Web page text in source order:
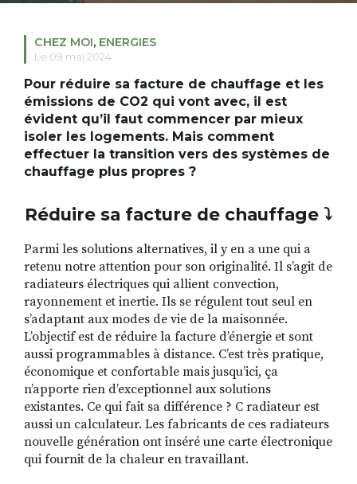
RECHERCHER
S'INSCRIRE À LA NEWSLETTER
FACEBOOKINSTAGRAM
LINKEDINYOUTUBE
CHEZ MOI, ENERGIES
Le 09 mai 2024
Pour réduire sa facture de chauffage et les
émissions de CO2 qui vont avec, il est
évident qu’il faut commencer par mieux
isoler les logements. Mais comment
effectuer la transition vers des systèmes de
chauffage plus propres ?
Réduire sa facture de chauffage ⤵️
Parmi les solutions alternatives, il y en a une qui a
retenu notre attention pour son originalité. Il s’agit de
radiateurs électriques qui allient convection,
rayonnement et inertie. Ils se régulent tout seul en
s’adaptant aux modes de vie de la maisonnée.
L’objectif est de réduire la facture d’énergie et sont
aussi programmables à distance. C’est très pratique,
économique et confortable mais jusqu’ici, ça
n’apporte rien d’exceptionnel aux solutions
existantes. Ce qui fait sa différence ? C radiateur est
aussi un calculateur. Les fabricants de ces radiateurs
nouvelle génération ont inséré une carte électronique
qui fournit de la chaleur en travaillant.